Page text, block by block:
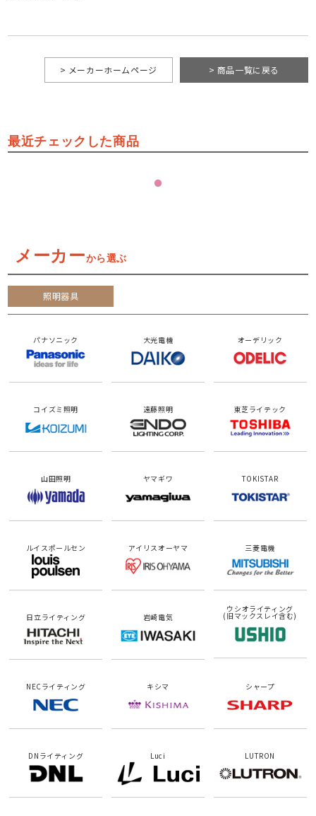
> 商品一覧に戻る
> メーカーホームページ
最近チェックした商品
メーカーから選ぶ
照明器具
パナソニック 大光電機 オーデリック
コイズミ照明 遠藤照明 東芝ライテック
山田照明 ヤマギワ TOKISTAR
ルイスポールセン アイリスオーヤマ 三菱電機
日立ライティング 岩崎電気
ウシオライティング
(旧マックスレイ含む)
NECライティング キシマ シャープ
DNライティング Luci LUTRON